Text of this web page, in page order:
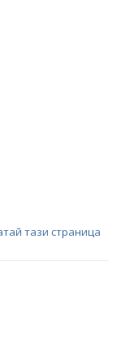
ПРЕХОД
тази страница